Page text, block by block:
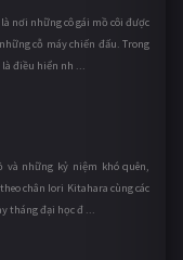
nơi những cô gái mồ côi được
cỗ máy chiến đấu. Trong
là điều hiển nh ...
và những kỷ niệm khó quên,
chân Iori Kitahara cùng các
tháng đại học đ ...